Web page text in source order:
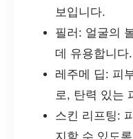
보입니다.
필러: 얼굴의
데 유용합니다.
레주메 딥: 피
로, 탄력 있는
스킨 리프팅: